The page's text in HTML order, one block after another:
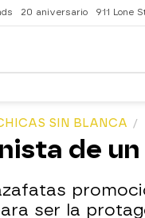
20 aniversario 911 Lone
SIN BLANCA
de
ser la